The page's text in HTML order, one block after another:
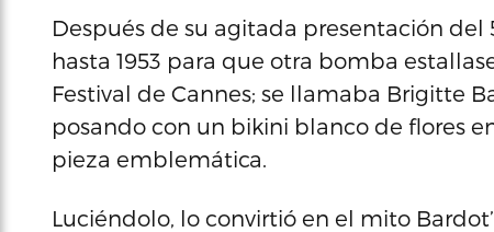
Después de su agitada presentación
hasta 1953 para que otra bomba
Festival de Cannes; se llamaba Brigitte
posando con un bikini blanco de flores
pieza emblemática.
Luciéndolo, lo convirtió en el mito